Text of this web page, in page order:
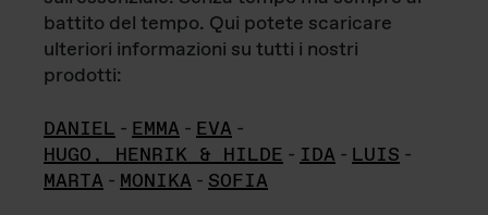
battito del tempo. Qui potete scaricare
ulteriori informazioni su tutti i nostri
prodotti:
DANIEL - EMMA - EVA -
HUGO, HENRIK & HILDE - IDA - LUIS -
MARTA - MONIKA - SOFIA